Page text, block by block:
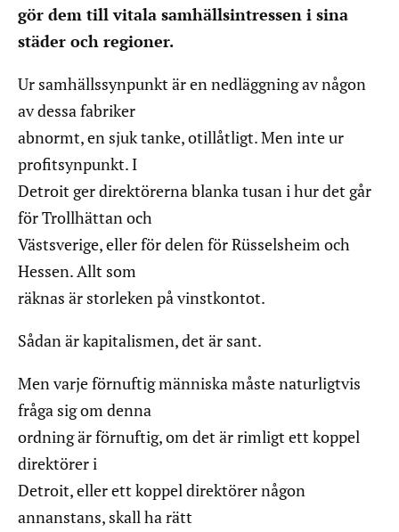
gör dem till vitala samhällsintressen i sina
städer och regioner.
Ur samhällssynpunkt är en nedläggning av någon
av dessa fabriker
abnormt, en sjuk tanke, otillåtligt. Men inte ur
profitsynpunkt. I
Detroit ger direktörerna blanka tusan i hur det går
för Trollhättan och
Västsverige, eller för delen för Rüsselsheim och
Hessen. Allt som
räknas är storleken på vinstkontot.
Sådan är kapitalismen, det är sant.
Men varje förnuftig människa måste naturligtvis
fråga sig om denna
ordning är förnuftig, om det är rimligt ett koppel
direktörer i
Detroit, eller ett koppel direktörer någon
annanstans, skall ha rätt